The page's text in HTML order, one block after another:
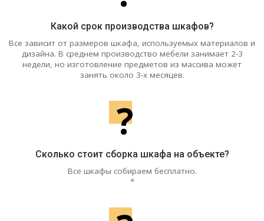
Какой срок производства шкафов?
Все зависит от размеров шкафа, используемых материалов и
дизайна. В среднем производство мебели занимает 2-3
недели, но изготовление предметов из массива может
занять около 3-х месяцев.
?
Сколько стоит сборка шкафа на объекте?
Все шкафы собираем бесплатно.
*